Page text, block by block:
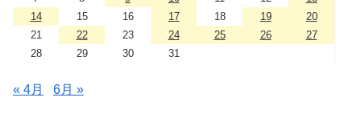
14
15 16 17 18 19
20
21
22 23 24 25 26
27
28
29 30 31
« 4月 6月 »